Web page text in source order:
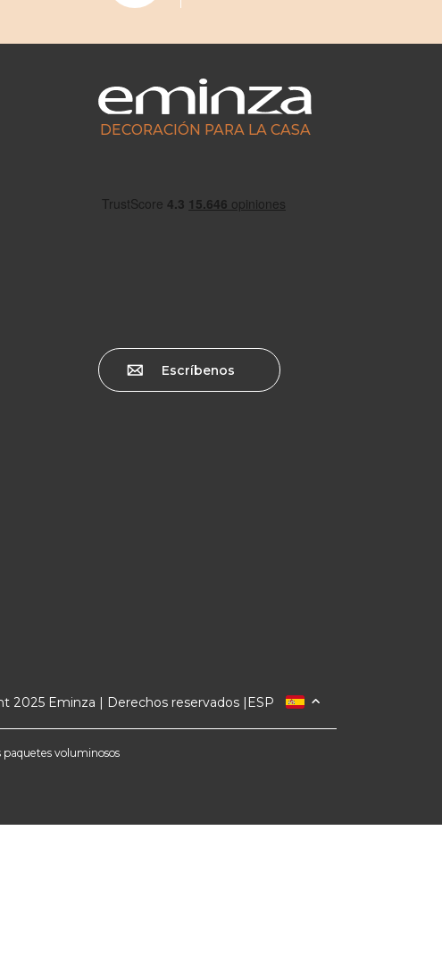
DECORACIÓN PARA LA CASA
Escríbenos
2025 Eminza | Derechos reservados |FRANCIA
ITALIA
ESP
paquetes voluminosos